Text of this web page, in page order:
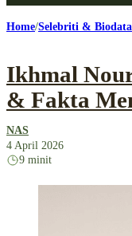
Home Selebriti & Biodata
Ikhmal
& Fakta
NAS
4 April 2026
9 minit